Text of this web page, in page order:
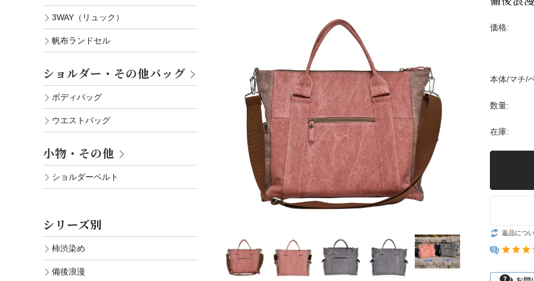
帆布ランドセル 価格:
本体/マチ/
数量:
在庫:
返品につ
3WAY（リュック）
帆布ランドセル
ショルダー・その他バッグ
ボディバッグ
ウエストバッグ
小物・その他
ショルダーベルト
シリーズ別
柿渋染め
備後浪漫